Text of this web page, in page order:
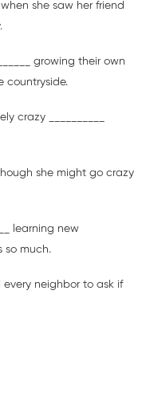
she saw her friend
growing their own
countryside.
crazy __________
she might go crazy
learning new
so much.
every neighbor to ask if